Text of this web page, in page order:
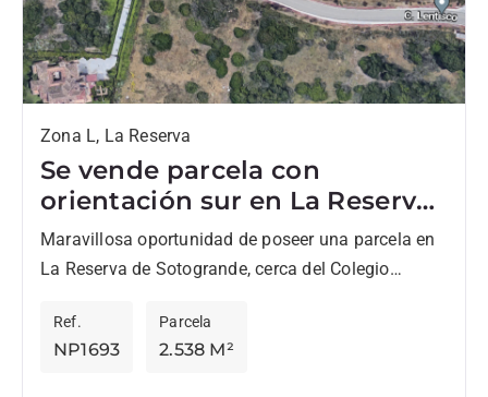
Zona L, La Reserva
Se vende parcela con
orientación sur en La Reserva
de Sotogrande.
Maravillosa oportunidad de poseer una parcela en
La Reserva de Sotogrande, cerca del Colegio
minutos en...
NP1693
Ref.
2.538 M²
Parcela